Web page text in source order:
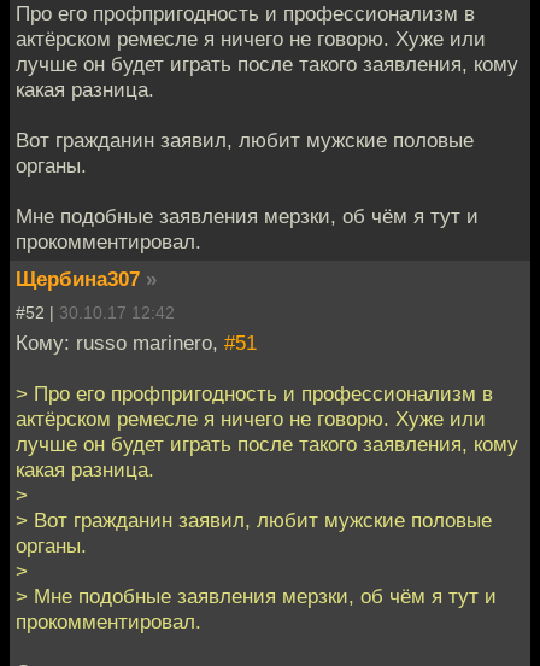
Про его профпригодность и профессионализм в
актёрском ремесле я ничего не говорю. Хуже или
лучше он будет играть после такого заявления, кому
какая разница.
Вот гражданин заявил, любит мужские половые
органы.
Мне подобные заявления мерзки, об чём я тут и
прокомментировал.
Щербина307 »
#52 | 30.10.17 12:42
Кому: russo marinero, #51
> Про его профпригодность и профессионализм в
актёрском ремесле я ничего не говорю. Хуже или
лучше он будет играть после такого заявления, кому
какая разница.
>
> Вот гражданин заявил, любит мужские половые
органы.
>
> Мне подобные заявления мерзки, об чём я тут и
прокомментировал.